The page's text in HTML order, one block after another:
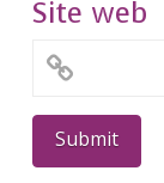
Site web